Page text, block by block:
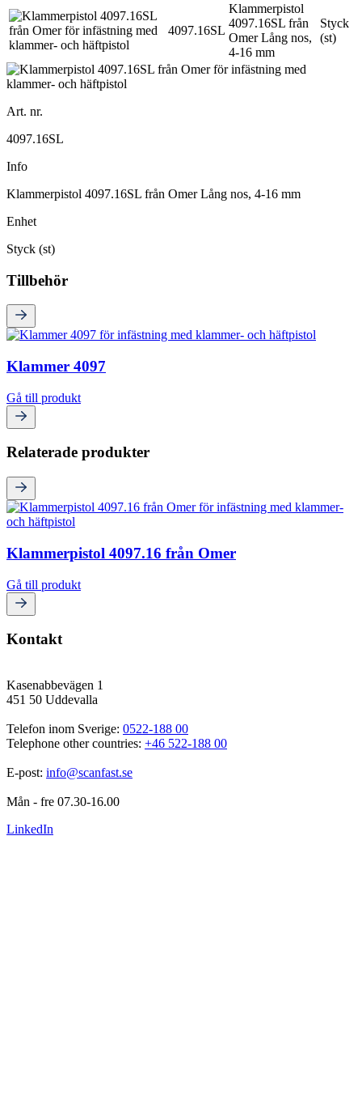
4097.16SL
Klammerpistol
4097.16SL från
Omer Lång nos,
4-16 mm
Styck
(st)
Art. nr.
4097.16SL
Info
Klammerpistol 4097.16SL från Omer Lång nos, 4-16 mm
Enhet
Styck (st)
Tillbehör
Klammer 4097
Gå till produkt
Relaterade produkter
Klammerpistol 4097.16 från Omer
Gå till produkt
Kontakt
Kasenabbevägen 1
451 50 Uddevalla
Telefon inom Sverige: 0522-188 00
Telephone other countries: +46 522-188 00
E-post: info@scanfast.se
Mån - fre 07.30-16.00
LinkedIn